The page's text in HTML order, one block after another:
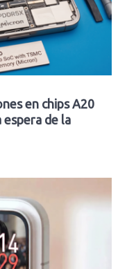
en chips A20
espera de la